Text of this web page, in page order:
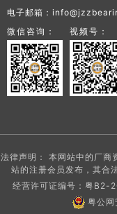
电子邮箱：
微信咨询：
视频号：
法律声明： 本网站中的厂商
站的注册会员发布，其合
经营许可证编号：粤B2-
粤公